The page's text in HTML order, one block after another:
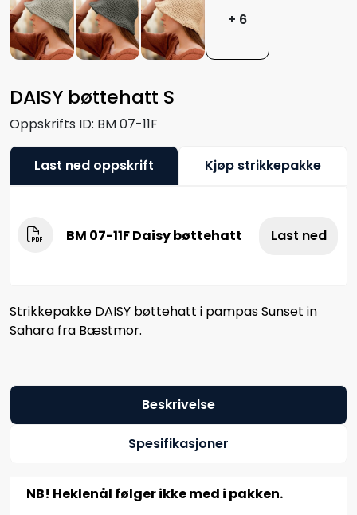
DAISY bøttehatt S
Oppskrifts ID: BM 07-11F
+ 6
Last ned oppskrift Kjøp strikkepakke
BM 07-11F Daisy bøttehatt Last ned
Strikkepakke DAISY bøttehatt i pampas Sunset in
Sahara fra Bæstmor.
Beskrivelse
Spesifikasjoner
NB! Heklenål følger ikke med i pakken.